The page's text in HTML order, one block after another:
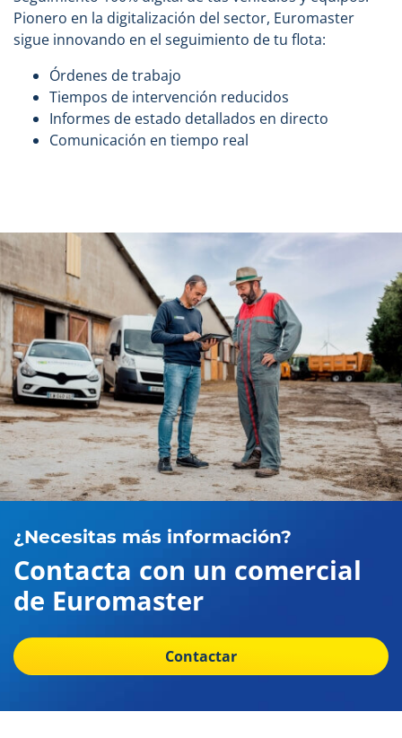
Pionero en la digitalización del sector, Euromaster
sigue innovando en el seguimiento de tu flota:
Órdenes de trabajo
Tiempos de intervención reducidos
Informes de estado detallados en directo
Comunicación en tiempo real
¿Necesitas más información?
Contacta con un comercial
de Euromaster
Contactar